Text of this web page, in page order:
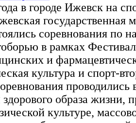
в городе Ижевск на
государственная
соревнования по
в рамках
и
культура и спорт-
проводились
образа жизни,
культуре,